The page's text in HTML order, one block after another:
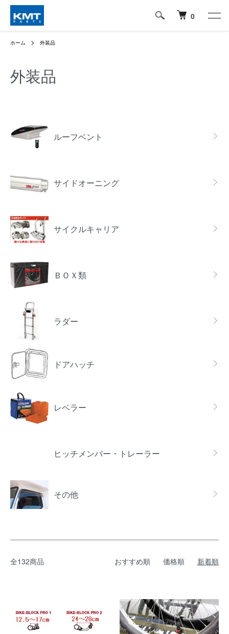
0
ホーム 外装品
外装品
ルーフベント
サイドオーニング
サイクルキャリア
ＢＯＸ類
ラダー
ドアハッチ
レベラー
ヒッチメンバー・トレーラー
その他
全132商品 おすすめ順 価格順 新着順